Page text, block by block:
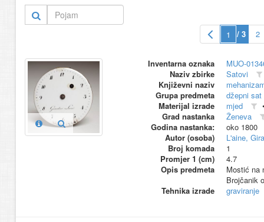
/ 3 2
Inventarna oznaka
MUO-
Naziv zbirke
Satovi
Književni naziv
Grupa predmeta
džepni sat
Materijal izrade
mjed
Grad nastanka
Ženeva
Godina nastanka:
oko 1800
Autor (osoba)
L'aine,
Broj komada
1
Promjer 1 (cm)
4.7
Opis predmeta
Mostić na
Brojčanik
Tehnika izrade
graviranje